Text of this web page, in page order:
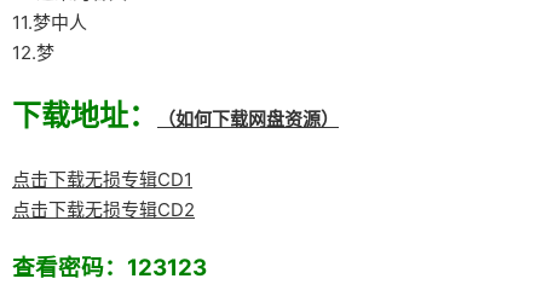
11.梦中人
12.梦
下载地址： （如何下载网盘资源）
点击下载无损专辑CD1
点击下载无损专辑CD2
查看密码：123123